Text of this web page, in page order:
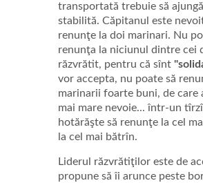
transportată trebuie să
stabilită. Căpitanul este
renunţe la doi marinari. Nu
renunţa la niciunul dintre cei
răzvrătit, pentru că sînt
vor accepta, nu poate să
marinarii foarte buni, de care
mai mare nevoie... într-un
hotărăşte să renunţe la cel
la cel mai bătrîn.
Liderul răzvrătiţilor este de
propune să îi arunce peste